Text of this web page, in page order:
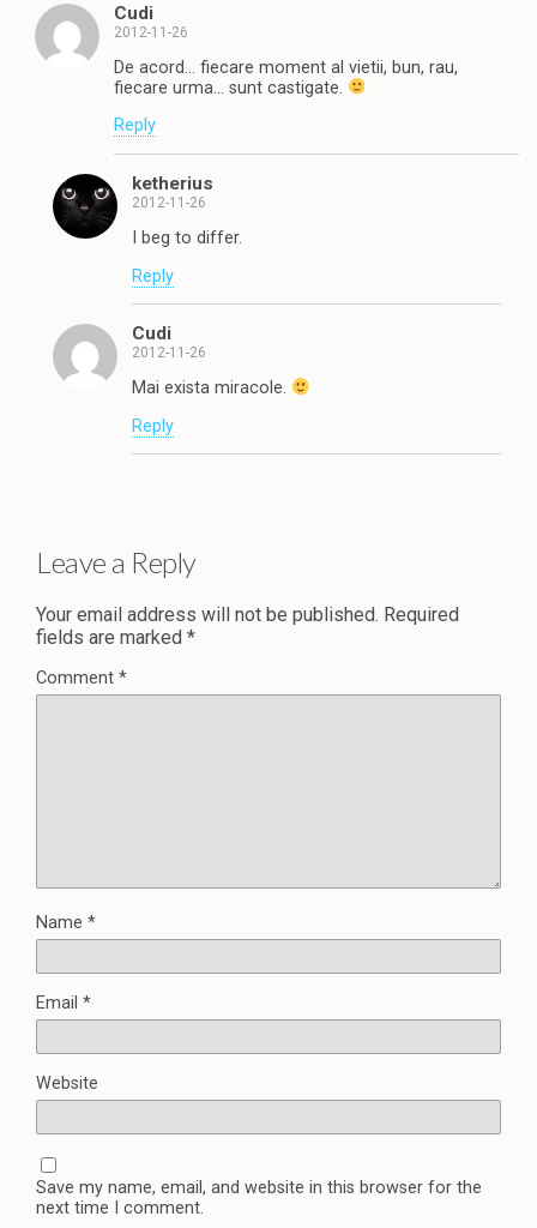
Cudi
2012-11-26
De acord… fiecare moment al vietii, bun, rau,
fiecare urma… sunt castigate.
Reply
ketherius
2012-11-26
I beg to differ.
Reply
Cudi
2012-11-26
Mai exista miracole.
Reply
Leave a Reply
Your email address will not be published. Required
fields are marked *
Comment *
Name *
Email *
Website
Save my name, email, and website in this browser for the
next time I comment.